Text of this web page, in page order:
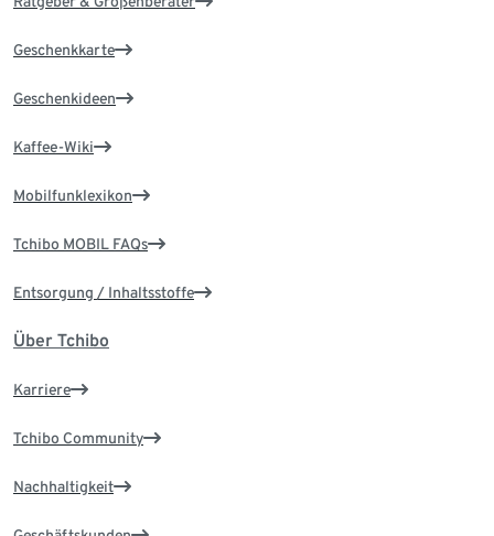
Geschenkkarte
Geschenkideen
Kaffee-Wiki
Mobilfunklexikon
Tchibo MOBIL FAQs
Entsorgung / Inhaltsstoffe
Über Tchibo
Karriere
Tchibo Community
Nachhaltigkeit